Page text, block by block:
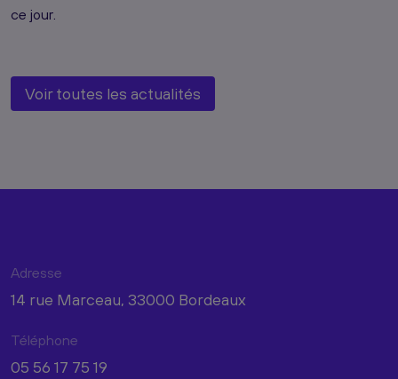
ce jour.
Voir toutes les actualités
Adresse
14 rue Marceau, 33000 Bordeaux
Téléphone
05 56 17 75 19